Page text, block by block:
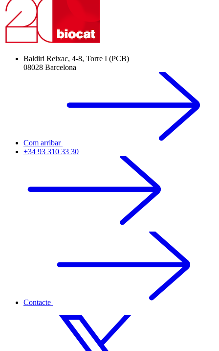
Baldiri Reixac, 4-8, Torre I (PCB)
08028 Barcelona
Com arribar
+34 93 310 33 30
Contacte